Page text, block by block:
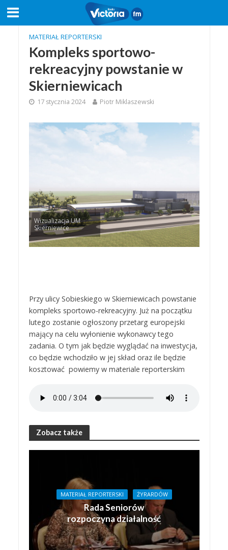
MATERIAŁ REPORTERSKI
Kompleks sportowo-
rekreacyjny powstanie w
Skierniewicach
17 stycznia 2024 Piotr Miklaszewski
Wizualizacja UM
Skierniewice
Przy ulicy Sobieskiego w Skierniewicach powstanie
kompleks sportowo-rekreacyjny. Już na początku
lutego zostanie ogłoszony przetarg europejski
mający na celu wyłonienie wykonawcy tego
zadania. O tym jak będzie wyglądać na inwestycja,
co będzie wchodziło w jej skład oraz ile będzie
kosztować powiemy w materiale reporterskim
Zobacz także
MATERIAŁ REPORTERSKI ŻYRARDÓW
Rada Seniorów
rozpoczyna działalność